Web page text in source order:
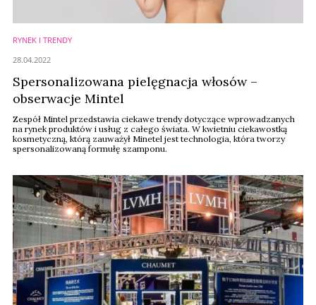
RYNEK I TRENDY
Spersonalizowana pielęgnacja włosów –
obserwacje Mintel
Zespół Mintel przedstawia ciekawe trendy dotyczące wprowadzanych
na rynek produktów i usług z całego świata. W kwietniu ciekawostką
kosmetyczną, którą zauważył Minetel jest technologia, która tworzy
spersonalizowaną formułę szamponu.
28.04.2022